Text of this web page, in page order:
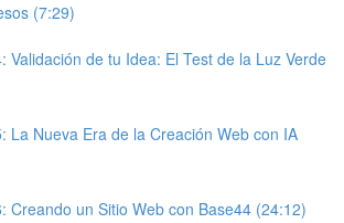
(7:29)
Validación de tu Idea: El Test de la Luz Verde
La Nueva Era de la Creación Web con IA
Creando un Sitio Web con Base44 (24:12)